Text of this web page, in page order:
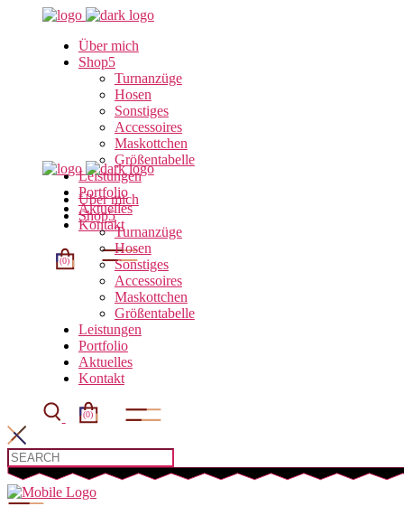
Über mich
Shop
Turnanzüge
Hosen
Sonstiges
Accessoires
Maskottchen
Größentabelle
Leistungen
Portfolio
Aktuelles
Kontakt
(0)
Über mich
Shop
Turnanzüge
Hosen
Sonstiges
Accessoires
Maskottchen
Größentabelle
Leistungen
Portfolio
Aktuelles
Kontakt
(0)